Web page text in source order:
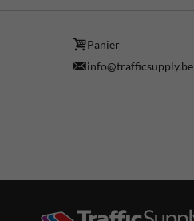
Panier
info@trafficsupply.be